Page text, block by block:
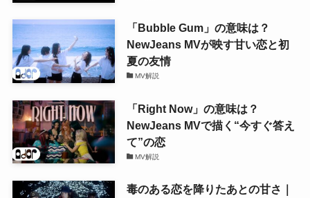
「Bubble Gum」の意味は？
NewJeans MVが映す甘い恋と初
夏の友情
MV解説
「Right Now」の意味は？
NewJeans MVで描く“今すぐ答え
て”の恋
MV解説
毒のある恋を降りたあとの甘さ｜